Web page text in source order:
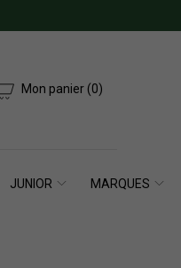
Mon panier (0)
JUNIOR MARQUES